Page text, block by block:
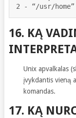
2 - “/usr/home”
16. KĄ
Unix apvalkalas
įvykdantis vieną
komandas.
17. KĄ